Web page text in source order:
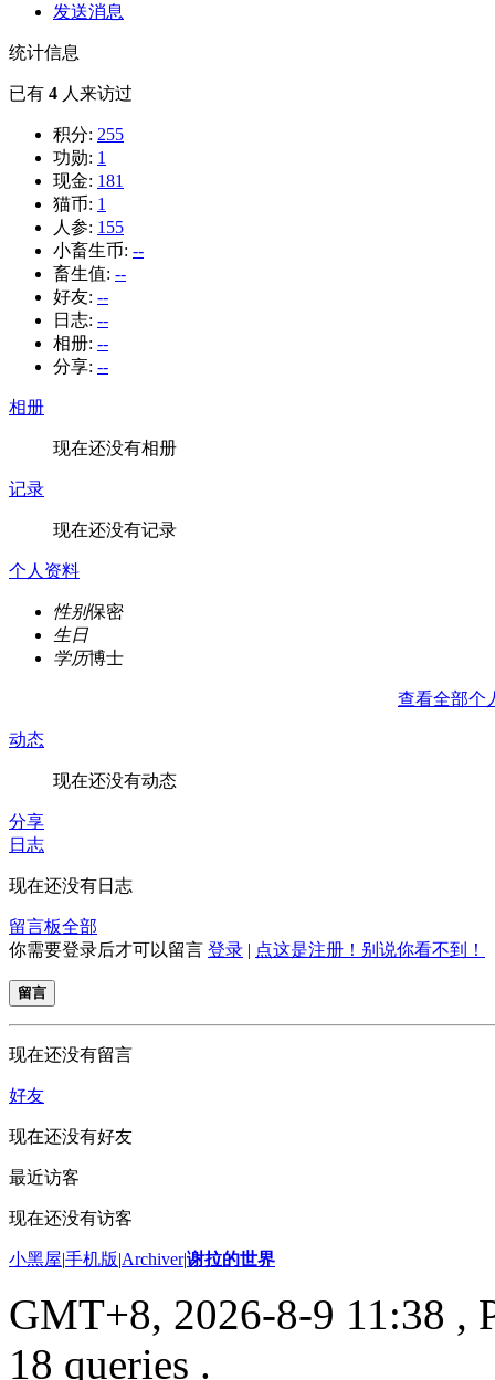
发送消息
统计信息
已有 4 人来访过
积分: 255
功勋: 1
现金: 181
猫币: 1
人参: 155
小畜生币: --
畜生值: --
好友: --
日志: --
相册: --
分享: --
相册
现在还没有相册
记录
现在还没有记录
个人资料
性别保密
生日
学历博士
查看全部个
动态
现在还没有动态
分享
日志
现在还没有日志
留言板全部
你需要登录后才可以留言 登录 | 点这是注册！别说你看不到！
留言
现在还没有留言
好友
现在还没有好友
最近访客
现在还没有访客
小黑屋|手机版|Archiver|谢拉的世界
GMT+8, 2026-8-9 11:38 ,
18 queries .